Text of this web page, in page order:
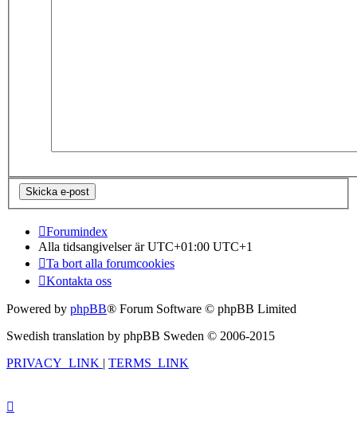
Forumindex
Alla tidsangivelser är UTC+01:00 UTC+1
Ta bort alla forumcookies
Kontakta oss
Powered by phpBB® Forum Software © phpBB Limited
Swedish translation by phpBB Sweden © 2006-2015
PRIVACY_LINK
TERMS_LINK